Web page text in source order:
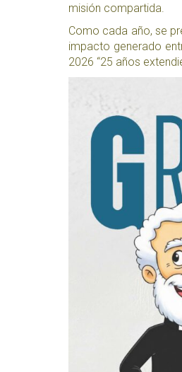
misión compartida.​
Como cada año, se
impacto generado
2026 “25 años